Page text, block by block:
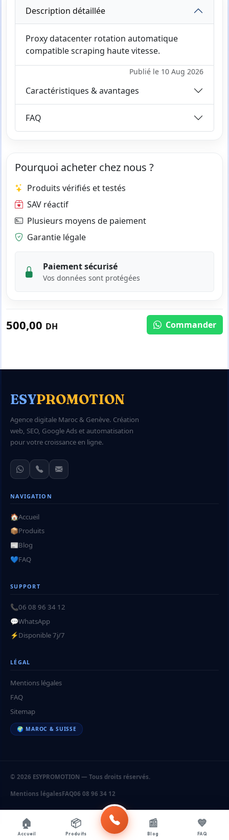
🏠
Accueil
📦
Produits
📰
Blog
💙
FAQ
Description détaillée
Proxy datacenter rotation automatique
compatible scraping haute vitesse.
Publié le 10 Aug 2026
Caractéristiques & avantages
FAQ
Pourquoi acheter chez nous ?
Produits vérifiés et testés
SAV réactif
Plusieurs moyens de paiement
Garantie légale
Paiement sécurisé
Vos données sont protégées
500,00 DH Commander
ESYPROMOTION
Agence digitale Maroc & Genève. Création
web, SEO, Google Ads et automatisation
pour votre croissance en ligne.
NAVIGATION
🏠Accueil
📦Produits
📰Blog
💙FAQ
SUPPORT
📞06 08 96 34 12
💬WhatsApp
⚡Disponible 7j/7
LÉGAL
Mentions légales
FAQ
Sitemap
🌍 MAROC & SUISSE
© 2026 ESYPROMOTION — Tous droits réservés.
Mentions légalesFAQ06 08 96 34 12